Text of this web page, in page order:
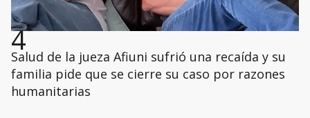
4
Salud de la jueza Afiuni sufrió una recaída y su
familia pide que se cierre su caso por razones
humanitarias